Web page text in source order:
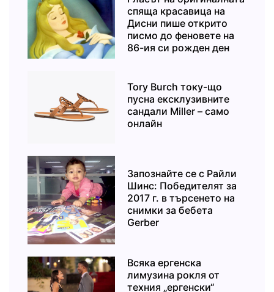
спяща красавица на
Дисни пише открито
писмо до феновете на
86-ия си рожден ден
Tory Burch току-що
пусна ексклузивните
сандали Miller – само
онлайн
Запознайте се с Райли
Шинс: Победителят за
2017 г. в търсенето на
снимки за бебета
Gerber
Всяка ергенска
лимузина рокля от
техния „ергенски“